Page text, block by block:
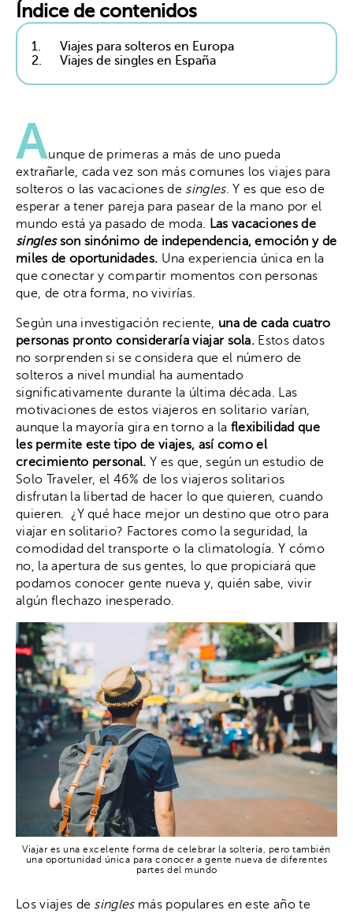
Índice de contenidos
1.
Viajes para solteros en Europa
2.
Viajes de singles en España
Aunque de primeras a más de uno pueda
extrañarle, cada vez son más comunes los viajes para
solteros o las vacaciones de singles. Y es que eso de
esperar a tener pareja para pasear de la mano por el
mundo está ya pasado de moda. Las vacaciones de
singlesson sinónimo de independencia, emoción y de
miles de oportunidades. Una experiencia única en la
que conectar y compartir momentos con personas
que, de otra forma, no vivirías.
Según una investigación reciente, una de cada cuatro
personas pronto consideraría viajar sola. Estos datos
no sorprenden si se considera que el número de
solteros a nivel mundial ha aumentado
significativamente durante la última década. Las
motivaciones de estos viajeros en solitario varían,
aunque la mayoría gira en torno a la flexibilidad que
les permite este tipo de viajes, así como el
crecimiento personal.Y es que, según un estudio de
Solo Traveler, el 46% de los viajeros solitarios
disfrutan la libertad de hacer lo que quieren, cuando
quieren. ¿Y qué hace mejor un destino que otro para
viajar en solitario? Factores como la seguridad, la
comodidad del transporte o la climatología. Y cómo
no, la apertura de sus gentes, lo que propiciará que
podamos conocer gente nueva y, quién sabe, vivir
algún flechazo inesperado.
Viajar es una excelente forma de celebrar la soltería, pero también
una oportunidad única para conocer a gente nueva de diferentes
partes del mundo
Los viajes de singlesmás populares en este año te